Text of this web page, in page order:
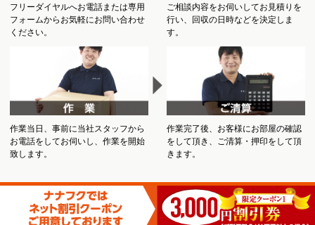
フリーダイヤルへお電話または専用
フォームからお気軽にお問い合わせ
ください。
ご相談内容をお伺いしてお見積りを
行い、回収の日時などを決定しま
す。
作業当日、事前に当社スタッフから
お電話をしてお伺いし、作業を開始
致します。
作業完了後、お客様にお部屋の確認
をして頂き、ご清算・押印をして頂
きます。